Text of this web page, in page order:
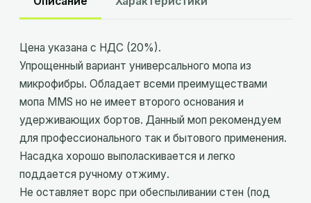
Цена указана с НДС (20%).
Упрощенный вариант универсального мопа из
микрофибры. Обладает всеми преимуществами
мопа MMS но не имеет второго основания и
удерживающих бортов. Данный моп рекомендуем
для профессионального так и бытового применения.
Насадка хорошо выполаскивается и легко
поддается ручному отжиму.
Не оставляет ворс при обеспыливании стен (под